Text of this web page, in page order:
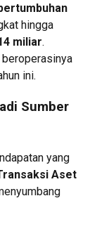
hingga
miliar.
ini.
Sumber
yang
Aset